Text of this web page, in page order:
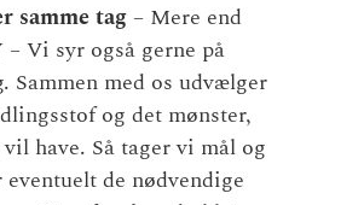
samme tag – Mere end
Vi syr også gerne på
Sammen med os udvælger
og det mønster,
have. Så tager vi mål og
de nødvendige